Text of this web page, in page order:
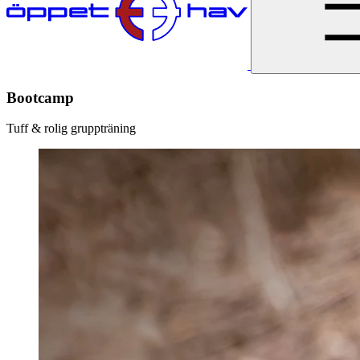
Bootcamp
Tuff & rolig gruppträning